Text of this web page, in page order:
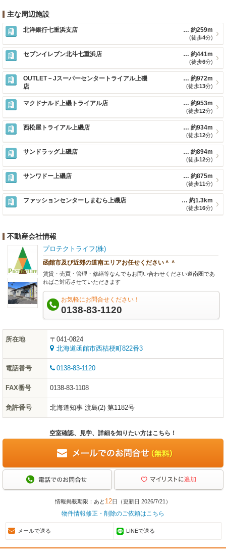
主な周辺施設
北洋銀行七重浜支店 約259m
(徒歩4分)
セブンイレブン北斗七重浜店 約441m
(徒歩6分)
OUTLET－Jスーパーセンタートライアル上磯
店
約972m
(徒歩13分)
マクドナルド上磯トライアル店 約953m
(徒歩12分)
西松屋トライアル上磯店 約934m
(徒歩12分)
サンドラッグ上磯店 約894m
(徒歩12分)
サンワドー上磯店 約875m
(徒歩11分)
ファッションセンターしまむら上磯店 約1.3km
(徒歩16分)
不動産会社情報
プロテクトライフ(株)
函館市及び近郊の道南エリアお任せください＾＾
賃貸・売買・管理・修繕等なんでもお問い合わせください道南圏であ
ればご対応させていただきます
お気軽にお問合せください！
0138-83-1120
所在地
〒041-0824
北海道函館市西桔梗町822番3
電話番号 0138-83-1120
FAX番号 0138-83-1108
免許番号 北海道知事 渡島(2) 第1182号
空室確認、見学、詳細を知りたい方はこちら！
情報掲載期限：あと 12日（更新日 2026/7/21）
物件情報修正・削除のご依頼はこちら
メールで送る LINEで送る